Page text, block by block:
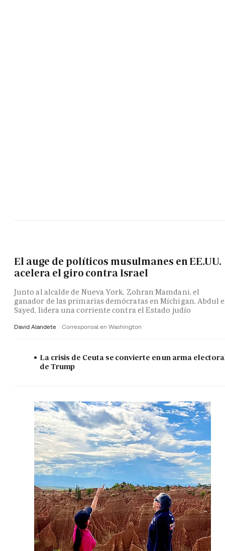
El auge de políticos musulmanes en EE.UU.
acelera el giro contra Israel
Junto al alcalde de Nueva York, Zohran Mamdani, el
ganador de las primarias demócratas en Míchigan, Abdul
Sayed, lidera una corriente contra el Estado judío
David Alandete Corresponsal en Washington
La crisis de Ceuta se convierte en un arma
de Trump